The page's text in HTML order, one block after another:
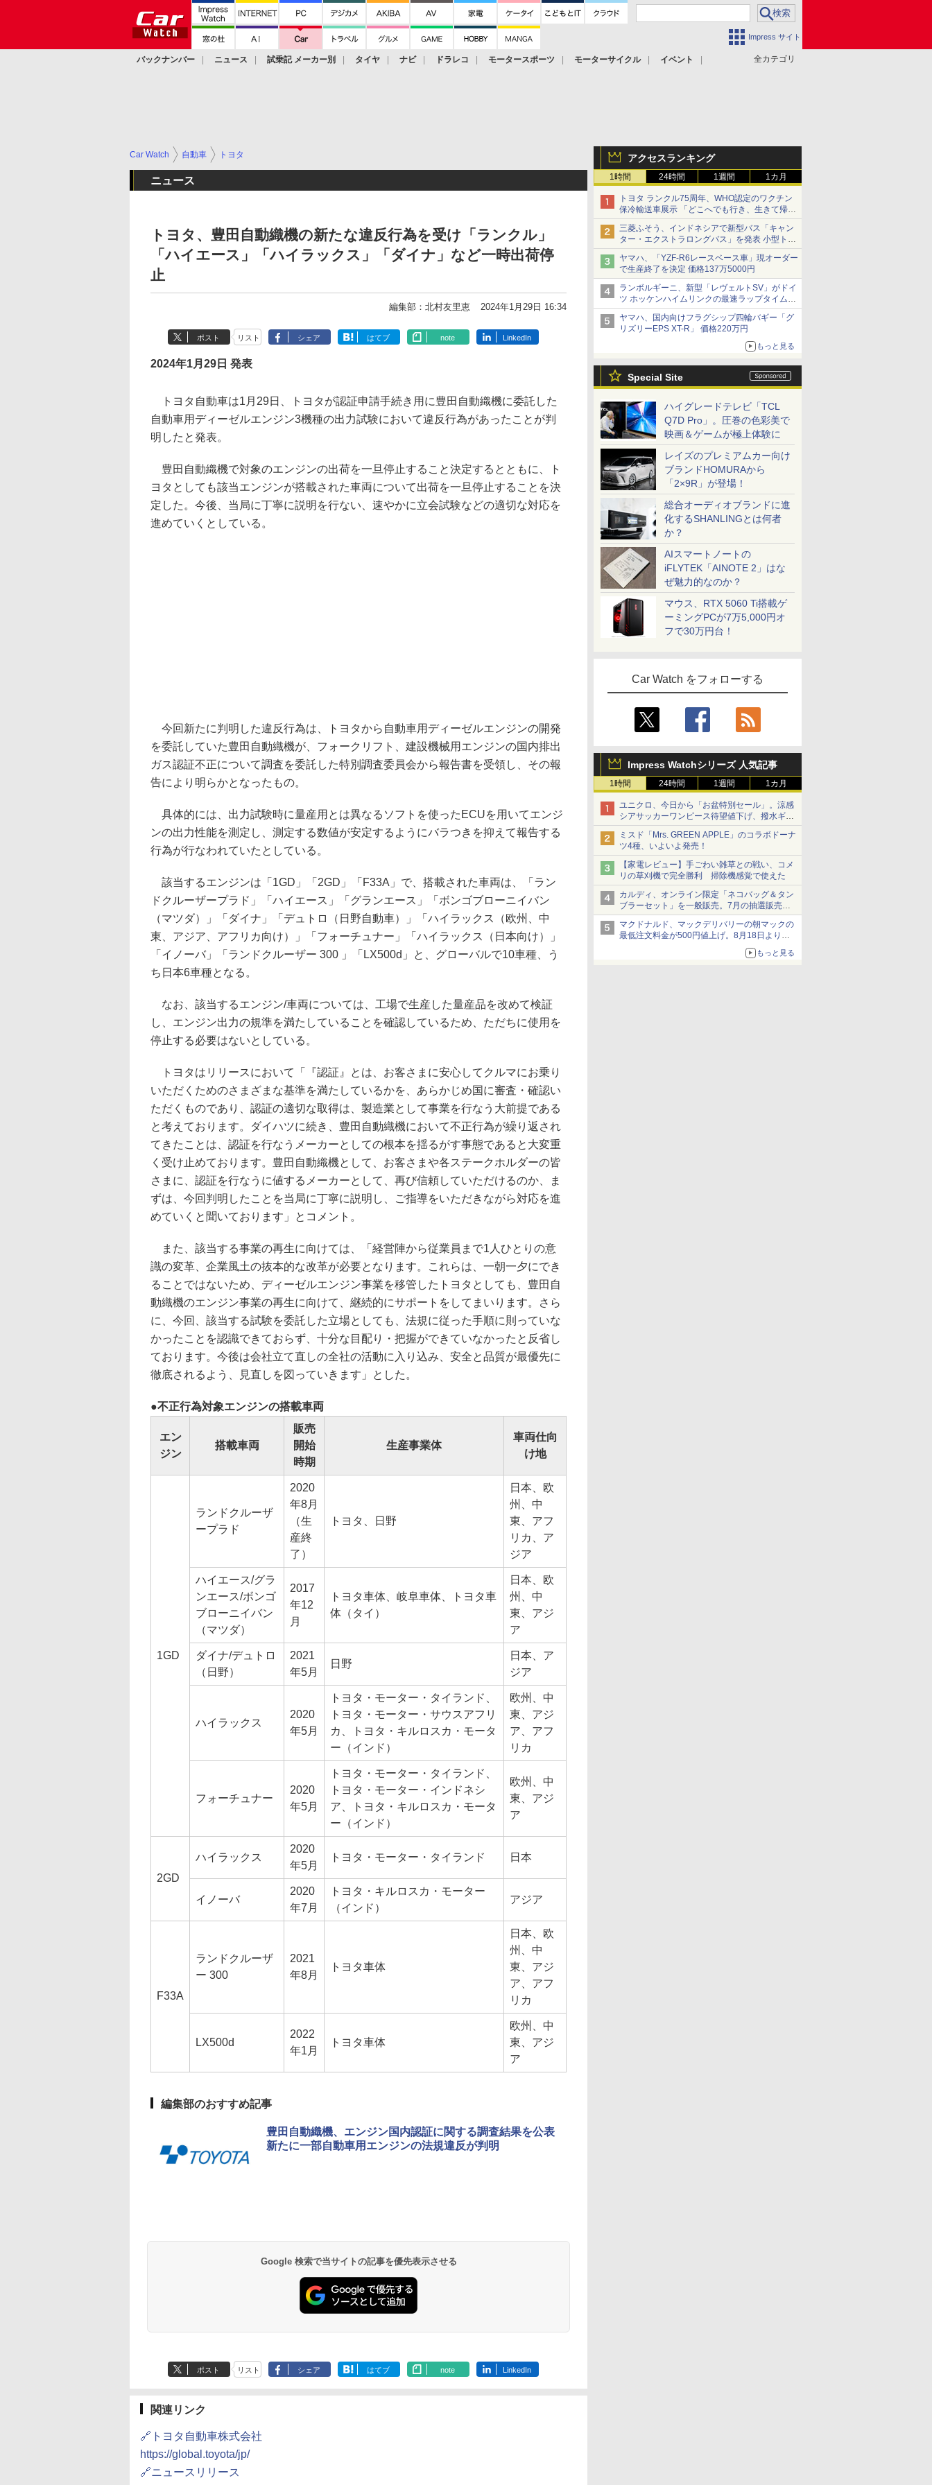
Impress サイト
全カテゴリ
バックナンバー ニュース 試乗記 メーカー別 タイヤ ナビ ドラレコ モータースポーツ モーターサイクル
イベント
アクセスランキング
1時間 24時間 1週間 1カ月
トヨタ ランクル75周年、WHO認定のワクチン
保冷輸送車展示 「どこへでも行き、生きて帰っ
てこられる」ランドクルーザーで命をつなぐ
三菱ふそう、インドネシアで新型バス「キャン
ター・エクストラロングバス」を発表 小型トラ
ックベースの観光・旅客輸送向けバス
ヤマハ、「YZF-R6レースベース車」現オーダー
で生産終了を決定 価格137万5000円
ランボルギーニ、新型「レヴェルトSV」がドイ
ツ ホッケンハイムリンクの最速ラップタイムを
記録
ヤマハ、国内向けフラグシップ四輪バギー「グ
リズリーEPS XT-R」 価格220万円
もっと見る
Special Site
ハイグレードテレビ「TCL
Q7D Pro」。圧巻の色彩美で
映画＆ゲームが極上体験に
レイズのプレミアムカー向け
ブランドHOMURAから
「2×9R」が登場！
総合オーディオブランドに進
化するSHANLINGとは何者
か？
AIスマートノートの
iFLYTEK「AINOTE 2」はな
ぜ魅力的なのか？
マウス、RTX 5060 Ti搭載ゲ
ーミングPCが7万5,000円オ
フで30万円台！
Car Watch をフォローする
Impress Watchシリーズ 人気記事
1時間 24時間 1週間 1カ月
ユニクロ、今日から「お盆特別セール」。涼感
シアサッカーワンピース待望値下げ、撥水ギア
ショーツは1990円に
ミスド「Mrs. GREEN APPLE」のコラボドーナ
ツ4種、いよいよ発売！
【家電レビュー】手ごわい雑草との戦い、コメ
リの草刈機で完全勝利 掃除機感覚で使えた
カルディ、オンライン限定「ネコバッグ＆タン
ブラーセット」を一般販売。7月の抽選販売の
当選無効分
マクドナルド、マックデリバリーの朝マックの
最低注文料金が500円値上げ。8月18日より
もっと見る
Car Watch 自動車 トヨタ
ニュース
トヨタ、豊田自動織機の新たな違反行為を受け「ランクル」
「ハイエース」「ハイラックス」「ダイナ」など一時出荷停
止
編集部：北村友里恵 2024年1月29日 16:34
ポスト リスト シェア はてブ note LinkedIn
2024年1月29日 発表
トヨタ自動車は1月29日、トヨタが認証申請手続き用に豊田自動織機に委託した
自動車用ディーゼルエンジン3機種の出力試験において違反行為があったことが判
明したと発表。
豊田自動織機で対象のエンジンの出荷を一旦停止すること決定するとともに、ト
ヨタとしても該当エンジンが搭載された車両について出荷を一旦停止することを決
定した。今後、当局に丁寧に説明を行ない、速やかに立会試験などの適切な対応を
進めていくとしている。
今回新たに判明した違反行為は、トヨタから自動車用ディーゼルエンジンの開発
を委託していた豊田自動織機が、フォークリフト、建設機械用エンジンの国内排出
ガス認証不正について調査を委託した特別調査委員会から報告書を受領し、その報
告により明らかとなったもの。
具体的には、出力試験時に量産用とは異なるソフトを使ったECUを用いてエンジ
ンの出力性能を測定し、測定する数値が安定するようにバラつきを抑えて報告する
行為が行なわれていたとしている。
該当するエンジンは「1GD」「2GD」「F33A」で、搭載された車両は、「ラン
ドクルーザープラド」「ハイエース」「グランエース」「ボンゴブローニイバン
（マツダ）」「ダイナ」「デュトロ（日野自動車）」「ハイラックス（欧州、中
東、アジア、アフリカ向け）」「フォーチュナー」「ハイラックス（日本向け）」
「イノーバ」「ランドクルーザー 300 」「LX500d」と、グローバルで10車種、う
ち日本6車種となる。
なお、該当するエンジン/車両については、工場で生産した量産品を改めて検証
し、エンジン出力の規準を満たしていることを確認しているため、ただちに使用を
停止する必要はないとしている。
トヨタはリリースにおいて「『認証』とは、お客さまに安心してクルマにお乗り
いただくためのさまざまな基準を満たしているかを、あらかじめ国に審査・確認い
ただくものであり、認証の適切な取得は、製造業として事業を行なう大前提である
と考えております。ダイハツに続き、豊田自動織機において不正行為が繰り返され
てきたことは、認証を行なうメーカーとしての根本を揺るがす事態であると大変重
く受け止めております。豊田自動織機として、お客さまや各ステークホルダーの皆
さまに、認証を行なうに値するメーカーとして、再び信頼していただけるのか、ま
ずは、今回判明したことを当局に丁寧に説明し、ご指導をいただきながら対応を進
めていくと聞いております」とコメント。
また、該当する事業の再生に向けては、「経営陣から従業員まで1人ひとりの意
識の変革、企業風土の抜本的な改革が必要となります。これらは、一朝一夕にでき
ることではないため、ディーゼルエンジン事業を移管したトヨタとしても、豊田自
動織機のエンジン事業の再生に向けて、継続的にサポートをしてまいります。さら
に、今回、該当する試験を委託した立場としても、法規に従った手順に則っていな
かったことを認識できておらず、十分な目配り・把握ができていなかったと反省し
ております。今後は会社立て直しの全社の活動に入り込み、安全と品質が最優先に
徹底されるよう、見直しを図っていきます」とした。
不正行為対象エンジンの搭載車両
エン
ジン
搭載車両
販売
開始
時期
生産事業体
車両仕向
け地
1GD
ランドクルーザ
ープラド
2020
年8月
（生
産終
了）
トヨタ、日野
日本、欧
州、中
東、アフ
リカ、ア
ジア
ハイエース/グラ
ンエース/ボンゴ
ブローニイバン
（マツダ）
2017
年12
月
トヨタ車体、岐阜車体、トヨタ車
体（タイ）
日本、欧
州、中
東、アジ
ア
ダイナ/デュトロ
（日野）
2021
年5月
日野
日本、ア
ジア
ハイラックス
2020
年5月
トヨタ・モーター・タイランド、
トヨタ・モーター・サウスアフリ
カ、トヨタ・キルロスカ・モータ
ー（インド）
欧州、中
東、アジ
ア、アフ
リカ
フォーチュナー
2020
年5月
トヨタ・モーター・タイランド、
トヨタ・モーター・インドネシ
ア、トヨタ・キルロスカ・モータ
ー（インド）
欧州、中
東、アジ
ア
2GD
ハイラックス
2020
年5月
トヨタ・モーター・タイランド 日本
イノーバ
2020
年7月
トヨタ・キルロスカ・モーター
（インド）
アジア
F33A
ランドクルーザ
ー 300
2021
年8月
トヨタ車体
日本、欧
州、中
東、アジ
ア、アフ
リカ
LX500d
2022
年1月
トヨタ車体
欧州、中
東、アジ
ア
編集部のおすすめ記事
豊田自動織機、エンジン国内認証に関する調査結果を公表
新たに一部自動車用エンジンの法規違反が判明
Google 検索で当サイトの記事を優先表示させる
ポスト リスト シェア はてブ note LinkedIn
関連リンク
🔗トヨタ自動車株式会社
https://global.toyota/jp/
🔗ニュースリリース